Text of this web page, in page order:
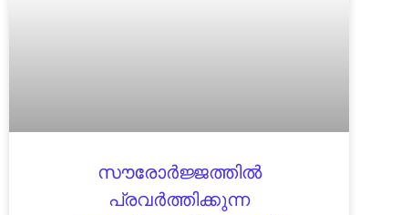
സൗരോർജ്ജത്തിൽ
പ്രവർത്തിക്കുന്ന